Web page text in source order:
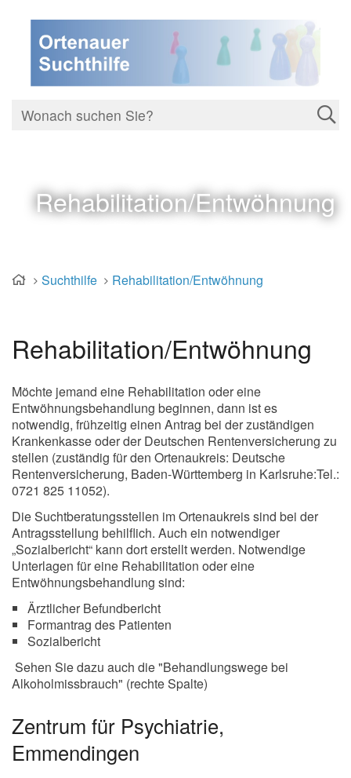
Rehabilitation/Entwöhnung
Suchthilfe Rehabilitation/Entwöhnung
Rehabilitation/Entwöhnung
Möchte jemand eine Rehabilitation oder eine
Entwöhnungsbehandlung beginnen, dann ist es
notwendig, frühzeitig einen Antrag bei der zuständigen
Krankenkasse oder der Deutschen Rentenversicherung zu
stellen (zuständig für den Ortenaukreis: Deutsche
Rentenversicherung, Baden-Württemberg in Karlsruhe:Tel.:
0721 825 11052).
Die Suchtberatungsstellen im Ortenaukreis sind bei der
Antragsstellung behilflich. Auch ein notwendiger
„Sozialbericht“ kann dort erstellt werden. Notwendige
Unterlagen für eine Rehabilitation oder eine
Entwöhnungsbehandlung sind:
Ärztlicher Befundbericht
Formantrag des Patienten
Sozialbericht
Sehen Sie dazu auch die "Behandlungswege bei
Alkoholmissbrauch" (rechte Spalte)
Zentrum für Psychiatrie,
Emmendingen